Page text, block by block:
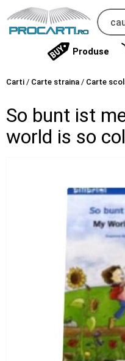
Produse
Carti / Carte straina / Carte
So bunt ist
world is so